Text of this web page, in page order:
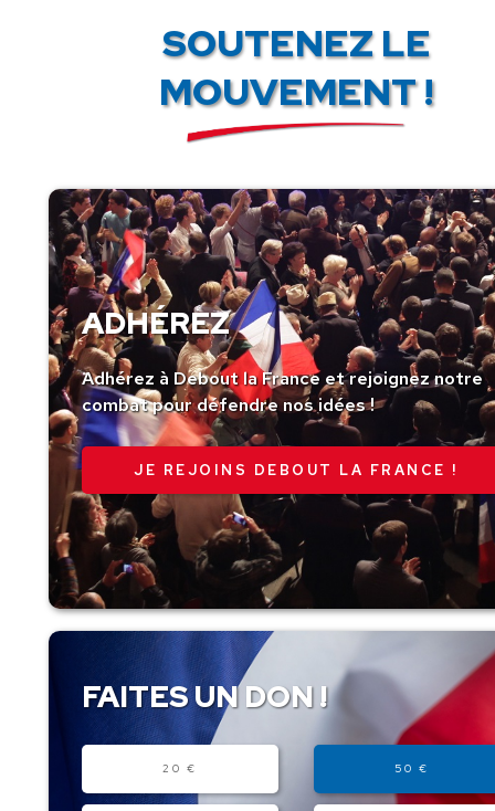
SOUTENEZ LE
MOUVEMENT !
ADHÉREZ
Adhérez à Debout la France et rejoignez notre
combat pour défendre nos idées !
JE REJOINS DEBOUT LA FRANCE !
FAITES UN DON !
20 € 50 €